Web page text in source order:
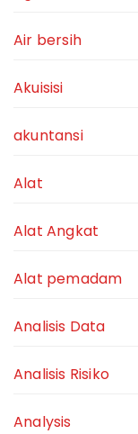
Air bersih
Akuisisi
akuntansi
Alat
Alat Angkat
Alat pemadam
Analisis Data
Analisis Risiko
Analysis